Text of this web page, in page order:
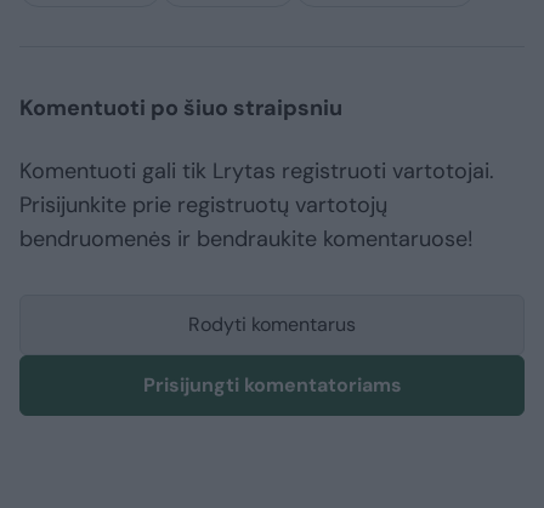
Komentuoti po šiuo straipsniu
Komentuoti gali tik Lrytas registruoti vartotojai.
Prisijunkite prie registruotų vartotojų
bendruomenės ir bendraukite komentaruose!
Rodyti komentarus
Prisijungti komentatoriams